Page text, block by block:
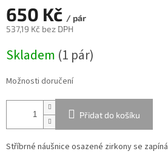
650 Kč / pár
537,19 Kč bez DPH
cena:
Skladem (1 pár)
Možnosti doručení
Přidat do košíku
Stříbrné náušnice osazené zirkony se